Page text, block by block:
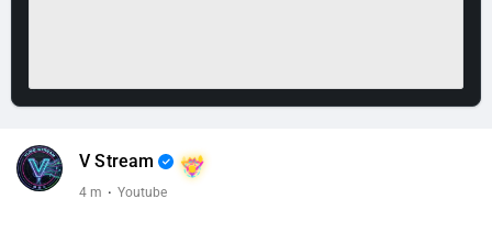
V Stream
4 m · Youtube